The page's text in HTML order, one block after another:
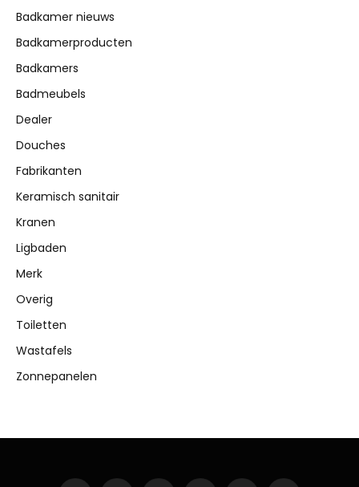
Badkamer nieuws
Badkamerproducten
Badkamers
Badmeubels
Dealer
Douches
Fabrikanten
Keramisch sanitair
Kranen
Ligbaden
Merk
Overig
Toiletten
Wastafels
Zonnepanelen